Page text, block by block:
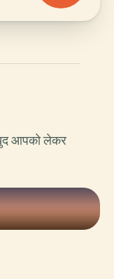
आपको लेकर